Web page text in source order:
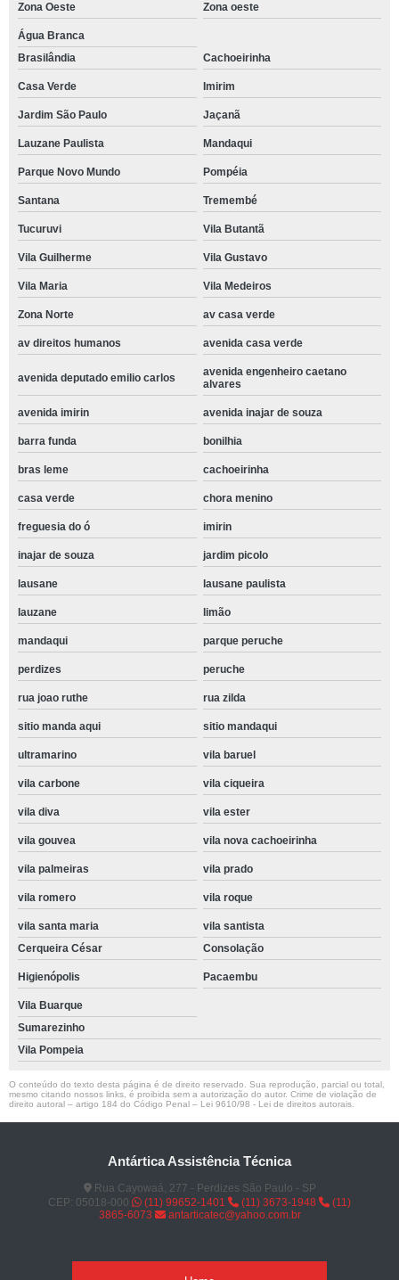
Zona Oeste Zona oeste
Água Branca
Brasilândia
Cachoeirinha
Casa Verde Imirim
Jardim São Paulo Jaçanã
Lauzane Paulista Mandaqui
Parque Novo Mundo Pompéia
Santana Tremembé
Tucuruvi Vila Butantã
Vila Guilherme Vila Gustavo
Vila Maria Vila Medeiros
Zona Norte av casa verde
av direitos humanos avenida casa verde
avenida deputado emilio carlos
avenida engenheiro caetano
alvares
avenida imirin avenida inajar de souza
barra funda bonilhia
bras leme cachoeirinha
casa verde chora menino
freguesia do ó imirin
inajar de souza jardim picolo
lausane lausane paulista
lauzane limão
mandaqui parque peruche
perdizes peruche
rua joao ruthe rua zilda
sitio manda aqui sitio mandaqui
ultramarino vila baruel
vila carbone vila ciqueira
vila diva vila ester
vila gouvea vila nova cachoeirinha
vila palmeiras vila prado
vila romero vila roque
vila santa maria
vila santista
Cerqueira César
Consolação
Higienópolis Pacaembu
Vila Buarque
Sumarezinho
Vila Pompeia
O conteúdo do texto desta página é de direito reservado. Sua reprodução, parcial ou total,
mesmo citando nossos links, é proibida sem a autorização do autor. Crime de violação de
direito autoral – artigo 184 do Código Penal – Lei 9610/98 - Lei de direitos autorais
Antártica Assistência Técnica
Rua Cayowaá, 277 - Perdizes São Paulo - SP
CEP: 05018-000
(11) 99652-1401 (11) 3673-1948
(11)
3865-6073
antarticatec@yahoo.com.br